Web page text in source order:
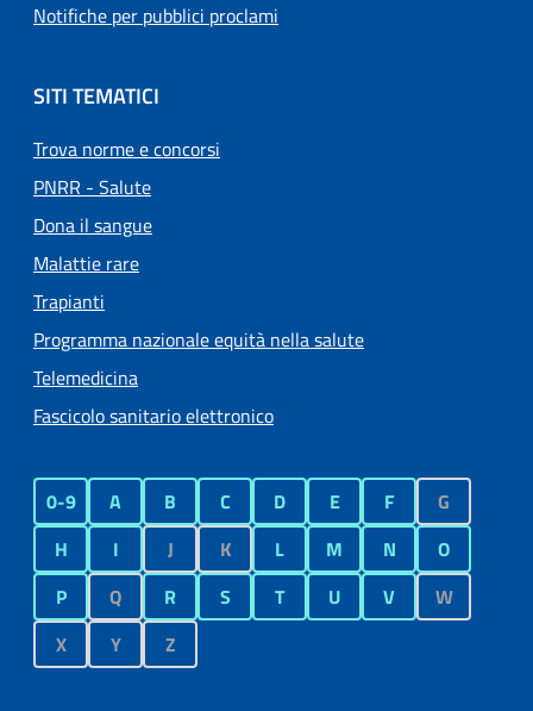
Notifiche per pubblici proclami
SITI TEMATICI
Trova norme e concorsi
PNRR - Salute
Dona il sangue
Malattie rare
Trapianti
Programma nazionale equità nella salute
Telemedicina
Fascicolo sanitario elettronico
0-9 A B C D E F
G
H
I J K L M N
O
P
Q R S T U V
W
X
Y Z